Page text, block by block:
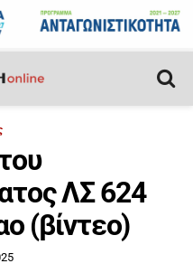
ΛΣ 624
(βίντεο)